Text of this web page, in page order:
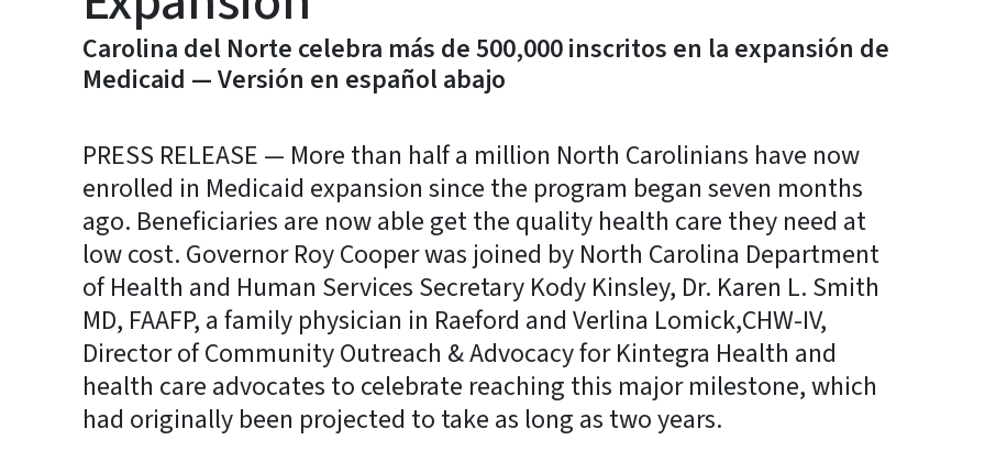
Carolina del Norte celebra más de 500,000 inscritos en la expansión de
Medicaid — Versión en español abajo
PRESS RELEASE — More than half a million North Carolinians have now
enrolled in Medicaid expansion since the program began seven months
ago. Beneficiaries are now able get the quality health care they need at
low cost. Governor Roy Cooper was joined by North Carolina Department
of Health and Human Services Secretary Kody Kinsley, Dr. Karen L. Smith
MD, FAAFP, a family physician in Raeford and Verlina Lomick,CHW-IV,
Director of Community Outreach & Advocacy for Kintegra Health and
health care advocates to celebrate reaching this major milestone, which
had originally been projected to take as long as two years.